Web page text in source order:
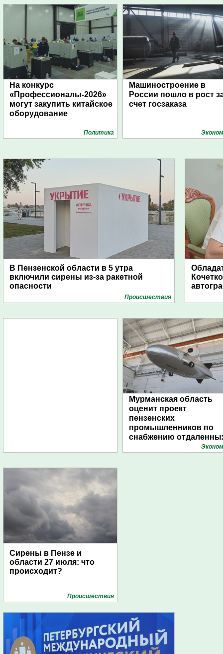
На конкурс
«Профессионалы-2026»
могут закупить китайское
оборудование
Политика
Машиностроение в
России пошло в рост
счет госзаказа
В Пензенской области в 5 утра
включили сирены из-за ракетной
опасности
Проиcшествия
Мурманская область
оценит проект
пензенских
промышленников по
снабжению
поселений с помощью
Сирены в Пензе и
области 27 июля: что
происходит?
Проиcшествия